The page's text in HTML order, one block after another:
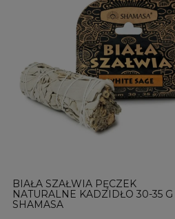
BIAŁA SZAŁWIA PĘCZEK
NATURALNE KADZIDŁO 30-35 G
SHAMASA